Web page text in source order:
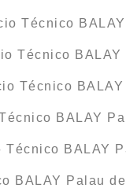
Técnico
Técnico BALAY
Técnico BALAY
BALAY
Técnico BALAY
BALAY Palau